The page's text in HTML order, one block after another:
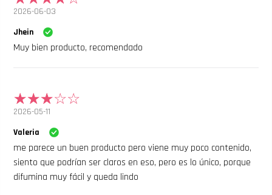
2026-06-03
Jhein
Muy bien producto, recomendado
2026-05-11
Valeria
me parece un buen producto pero viene muy poco contenido,
siento que podrían ser claros en eso, pero es lo único, porque
difumina muy fácil y queda lindo